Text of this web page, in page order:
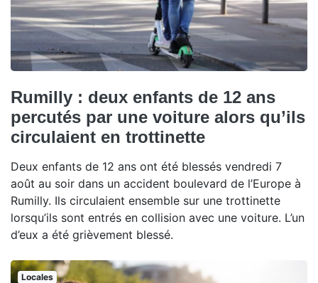
Rumilly : deux enfants de 12 ans
percutés par une voiture alors qu’ils
circulaient en trottinette
Deux enfants de 12 ans ont été blessés vendredi 7
août au soir dans un accident boulevard de l’Europe à
Rumilly. Ils circulaient ensemble sur une trottinette
lorsqu’ils sont entrés en collision avec une voiture. L’un
d’eux a été grièvement blessé.
Locales